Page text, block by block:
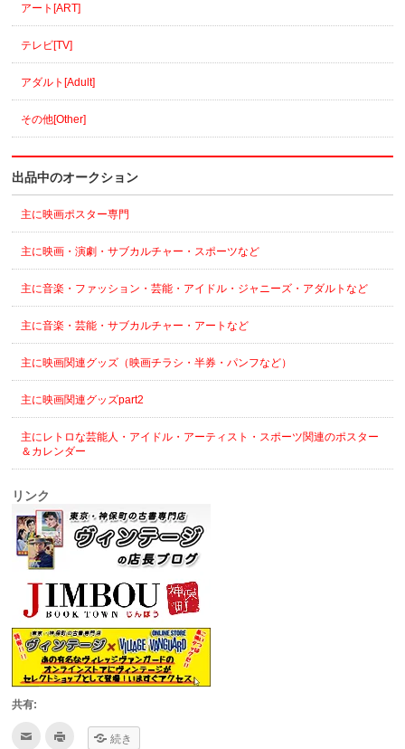
アート[ART]
テレビ[TV]
アダルト[Adult]
その他[Other]
出品中のオークション
主に映画ポスター専門
主に映画・演劇・サブカルチャー・スポーツなど
主に音楽・ファッション・芸能・アイドル・ジャニーズ・アダルトなど
主に音楽・芸能・サブカルチャー・アートなど
主に映画関連グッズ（映画チラシ・半券・パンフなど）
主に映画関連グッズpart2
主にレトロな芸能人・アイドル・アーティスト・スポーツ関連のポスター
＆カレンダー
リンク
共有:
続き